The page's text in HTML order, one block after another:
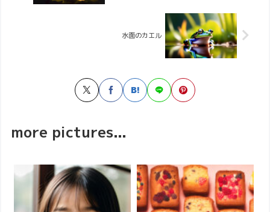
水面のカエル
more pictures...